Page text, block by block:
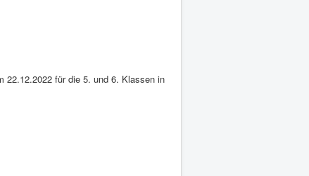
22.12.2022 für die 5. und 6. Klassen in